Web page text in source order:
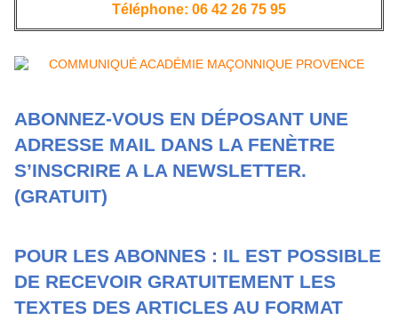
Téléphone: 06 ​42 26 75 95
ABONNEZ-VOUS EN DÉPOSANT UNE
ADRESSE MAIL DANS LA FENÈTRE
S’INSCRIRE A LA NEWSLETTER.
(GRATUIT)
POUR LES ABONNES : IL EST POSSIBLE
DE RECEVOIR GRATUITEMENT LES
TEXTES DES ARTICLES AU FORMAT